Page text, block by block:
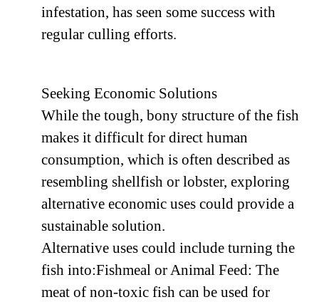
infestation, has seen some success with
regular culling efforts.
Seeking Economic Solutions
While the tough, bony structure of the fish
makes it difficult for direct human
consumption, which is often described as
resembling shellfish or lobster, exploring
alternative economic uses could provide a
sustainable solution.
Alternative uses could include turning the
fish into:Fishmeal or Animal Feed: The
meat of non-toxic fish can be used for